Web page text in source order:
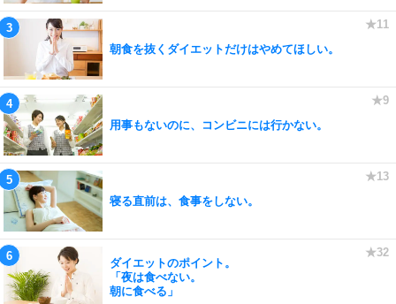
朝食を抜くダイエットだけはやめてほしい。
用事もないのに、コンビニには行かない。
寝る直前は、食事をしない。
ダイエットのポイント。
「夜は食べない。
朝に食べる」